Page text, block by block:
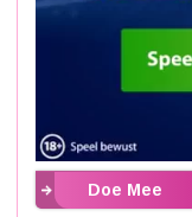
Doe Mee